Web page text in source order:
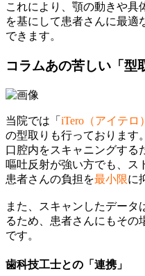
これにより、顎の動きや具
を基にして患者さんに最適
できます。
コラムあの苦しい「型
当院では「 iTero（アイテロ）
の型取りも行っております
口腔内をスキャニングする
嘔吐反射が強い方でも、ス
患者さんの負担を最小限に
また、スキャンしたデータ
るため、患者さんにもその
です。
歯科技工士との「連携」